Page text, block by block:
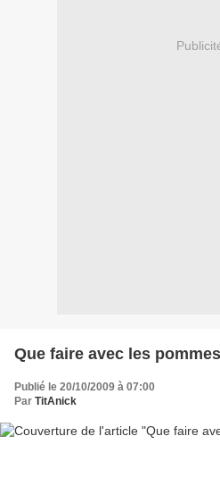
Que faire avec les
Publié le 20/10/2009 à 07:00
Par TitAnick